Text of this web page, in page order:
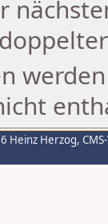
Heinz Herzog,